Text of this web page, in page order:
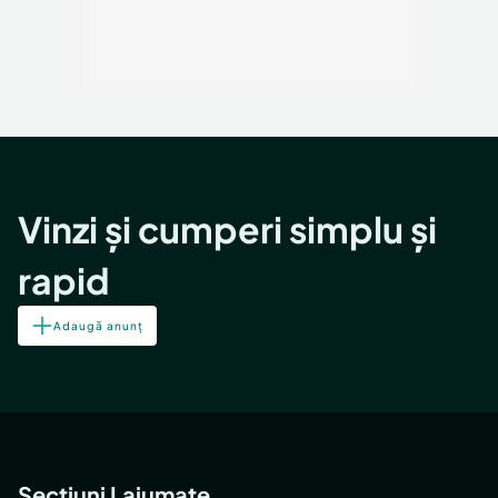
Vinzi și cumperi simplu și
rapid
Adaugă anunț